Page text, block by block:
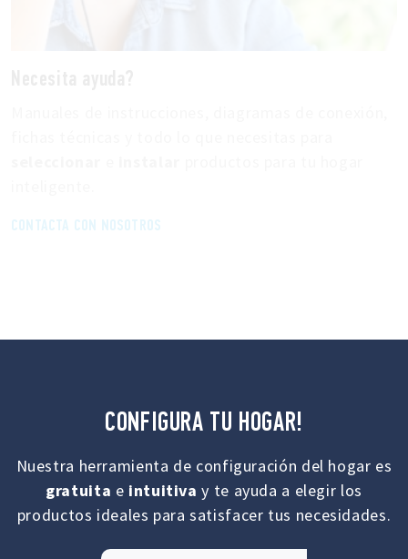
CONTACTA CON NOSOTROS
CONFIGURA TU HOGAR!
Nuestra herramienta de configuración del hogar es
gratuita e intuitiva y te ayuda a elegir los
productos ideales para satisfacer tus necesidades.